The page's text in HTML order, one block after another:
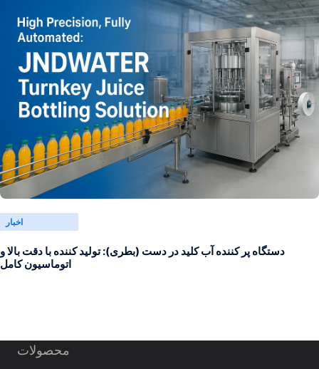
اخبار
دستگاه پر کننده آب کلید در دست (بطری): تولید کننده با دقت بالا و
اتوماسیون کامل
محصولات